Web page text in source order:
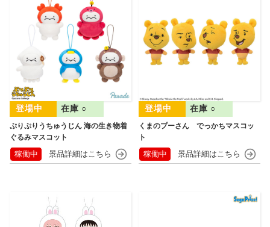
ぷりぷりうちゅうじん 海の生き物着
ぐるみマスコット
在庫 ○
稼働中
くまのプーさん でっかちマスコッ
ト
在庫 ○
稼働中